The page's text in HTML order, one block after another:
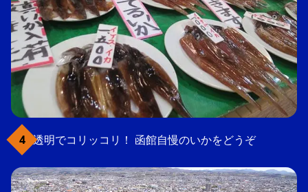
透明でコリッコリ！ 函館自慢のいかをどうぞ